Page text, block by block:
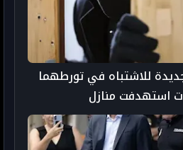
للاشتباه في تورطهما
استهدفت منازل